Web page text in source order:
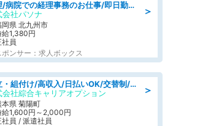
＞
経理/病院での経理事務のお仕事/即日勤務可/車通勤可/経理/一般事務
会社パソナ
岡県 北九州市
給1,380円
社員
ポンサー：求人ボックス
＞
組立・組付け/高収入/日払いOK/交替制/20・30・40代活躍中/製造 工場
会社綜合キャリアオプション
本県 菊陽町
給1,600円～2,000円
社員 / 派遣社員